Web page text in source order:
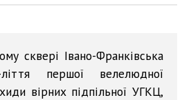
сквері Івано-Франківська
першої велелюдної
вірних підпільної УГКЦ,